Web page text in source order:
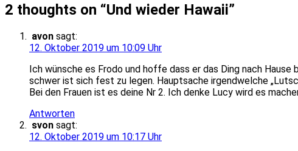
2 thoughts on “Und wieder Hawaii”
avon sagt:
12. Oktober 2019 um 10:09 Uhr
Ich wünsche es Frodo und hoffe dass er das Ding nach
schwer ist sich fest zu legen. Hauptsache irgendwelche
Bei den Frauen ist es deine Nr 2. Ich denke Lucy wird es
Antworten
svon sagt:
12. Oktober 2019 um 10:17 Uhr